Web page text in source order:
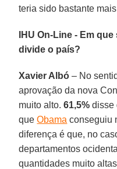
teria sido bastante
IHU On-Line - Em
divide o país?
Xavier Albó – No
aprovação da nova
muito alto.61,5% disse
queObama conseguiu
diferença é que, no
departamentos
quantidades muito